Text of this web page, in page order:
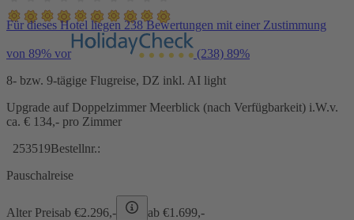
Für dieses Hotel liegen 238 Bewertungen mit einer Zustimmung
von 89% vor (238) 89%
8- bzw. 9-tägige Flugreise, DZ inkl. AI light
Upgrade auf Doppelzimmer Meerblick (nach Verfügbarkeit) i.W.v.
ca. € 134,- pro Zimmer
253519Bestellnr.:
Pauschalreise
Alter Preisab €2.296,- ab €1.699,-